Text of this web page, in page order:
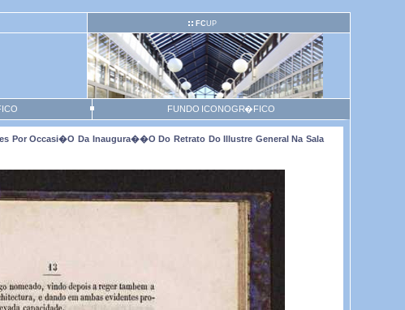
FCUP
FUNDO ICONOGR�FICO
Por Occasi�o Da Inaugura��o Do Retrato Do Illustre General Na Sala